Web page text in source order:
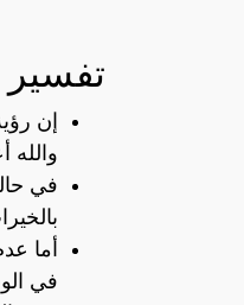
إن
والله
في
أما
في